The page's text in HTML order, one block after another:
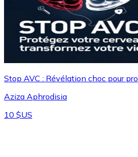
Stop AVC : Révélation choc pour
Aziza Aphrodisia
10 $US